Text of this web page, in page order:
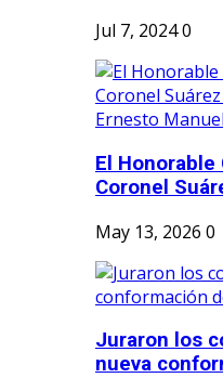
Jul 7, 20240
El
Coronel
May 13, 2026 0
Juraron los
nueva